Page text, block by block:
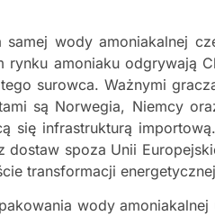
samej wody amoniakalnej
rynku amoniaku odgrywają
surowca. Ważnymi
są Norwegia, Niemcy
się infrastrukturą
dostaw spoza Unii
transformacji
wody